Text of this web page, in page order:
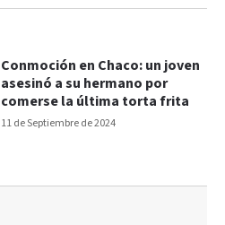
11 de Septiembre de 2024
Conmoción en Chaco: un joven
asesinó a su hermano por
comerse la última torta frita